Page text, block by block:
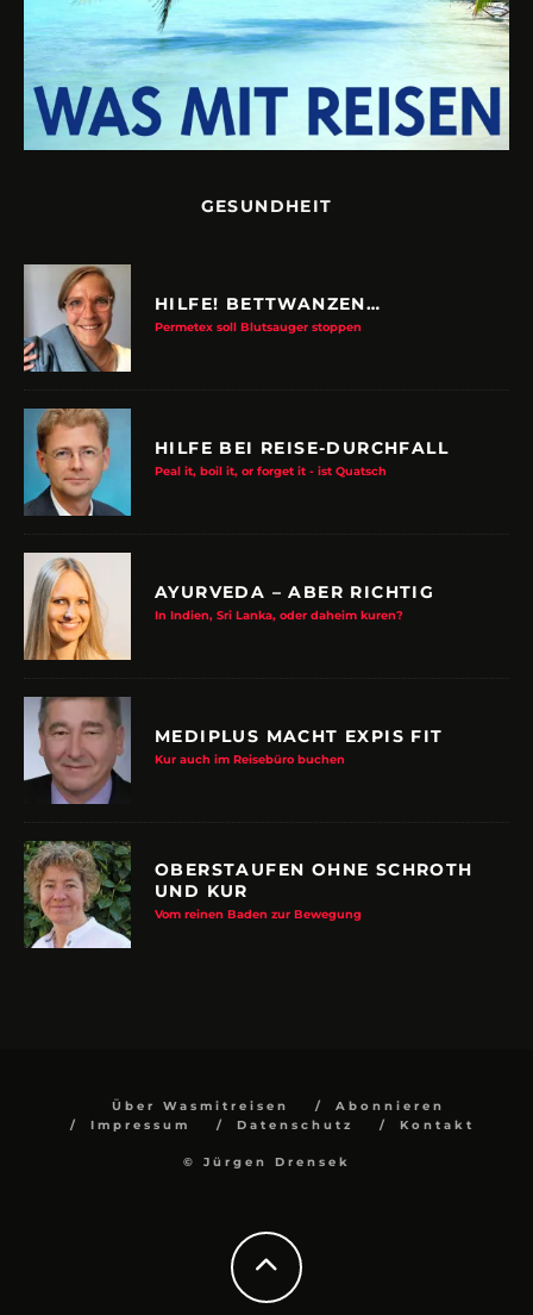
GESUNDHEIT
HILFE! BETTWANZEN…
Permetex soll Blutsauger stoppen
HILFE BEI REISE-DURCHFALL
Peal it, boil it, or forget it - ist Quatsch
AYURVEDA – ABER RICHTIG
In Indien, Sri Lanka, oder daheim kuren?
MEDIPLUS MACHT EXPIS FIT
Kur auch im Reisebüro buchen
OBERSTAUFEN OHNE SCHROTH
UND KUR
Vom reinen Baden zur Bewegung
Über Wasmitreisen
Abonnieren
Impressum
Datenschutz Kontakt
© Jürgen Drensek